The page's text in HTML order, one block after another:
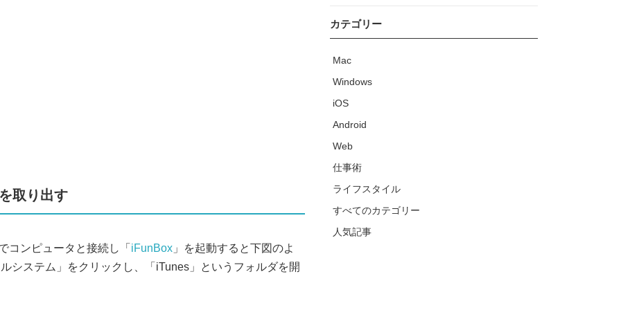
取り出す
コンピュータと接続し「 iFunBox 」を起動すると下図のよ
システム」をクリックし、「iTunes」というフォルダを開
カテゴリー
Mac
Windows
iOS
Android
Web
仕事術
ライフスタイル
すべてのカテゴリー
人気記事